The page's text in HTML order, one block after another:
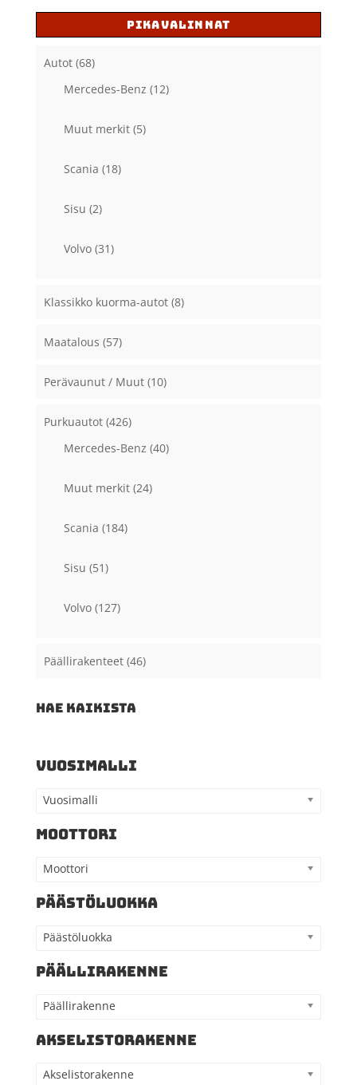
PIKAVALINNAT
Autot (68)
Mercedes-Benz (12)
Muut merkit (5)
Scania (18)
Sisu (2)
Volvo (31)
Klassikko kuorma-autot (8)
Maatalous (57)
Perävaunut / Muut (10)
Purkuautot (426)
Mercedes-Benz (40)
Muut merkit (24)
Scania (184)
Sisu (51)
Volvo (127)
Päällirakenteet (46)
HAE KAIKISTA
VUOSIMALLI
Vuosimalli
MOOTTORI
Moottori
PÄÄSTÖLUOKKA
Päästöluokka
PÄÄLLIRAKENNE
Päällirakenne
AKSELISTORAKENNE
Akselistorakenne